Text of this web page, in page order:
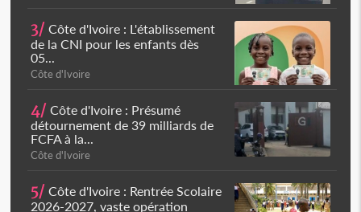
3/ Côte d'Ivoire : L'établissement
de la CNI pour les enfants dès
05...
Côte d'Ivoire
4/ Côte d'Ivoire : Présumé
détournement de 39 milliards de
FCFA à la...
Côte d'Ivoire
5/ Côte d'Ivoire : Rentrée Scolaire
2026-2027, vaste opération